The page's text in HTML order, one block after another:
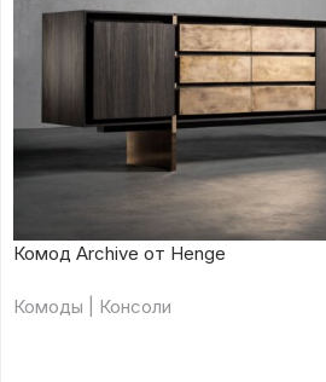
Комод Archive от Henge
Комоды | Консоли